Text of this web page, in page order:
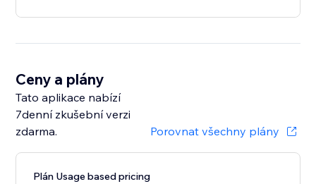
Ceny a plány
Tato aplikace nabízí
7denní zkušební verzi
zdarma.
Porovnat všechny plány
Plán Usage based pricing